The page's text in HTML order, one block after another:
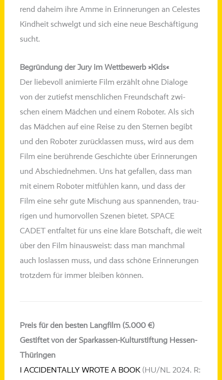
rend daheim ihre Amme in Erinnerungen an Celestes
Kindheit schwelgt und sich eine neue Beschäftigung
sucht.
Begründung der Jury im Wettbewerb »Kids«
Der lie­be­voll ani­mier­te Film erzählt ohne Dialoge
von der zutiefst mensch­li­chen Freundschaft zwi­
schen einem Mädchen und einem Roboter. Als sich
das Mädchen auf eine Reise zu den Sternen begibt
und den Roboter zurück­las­sen muss, wird aus dem
Film eine berüh­ren­de Geschichte über Erinnerungen
und Abschiednehmen. Uns hat gefal­len, dass man
mit einem Roboter mit­füh­len kann, und dass der
Film eine sehr gute Mischung aus span­nen­den, trau­
ri­gen und humor­vol­len Szenen bie­tet. SPACE
CADET ent­fal­tet für uns eine kla­re Botschaft, die weit
über den Film hin­aus­weist: dass man manch­mal
auch los­las­sen muss, und dass schö­ne Erinnerungen
trotz­dem für immer blei­ben können.
Preis für den besten Langfilm (5.000 €)
Gestiftet von der Sparkassen-Kulturstiftung Hessen-
Thüringen
I ACCIDENTALLY WROTE A BOOK (HU/NL 2024. R: